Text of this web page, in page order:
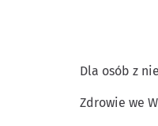
Dla osób z
Zdrowie we